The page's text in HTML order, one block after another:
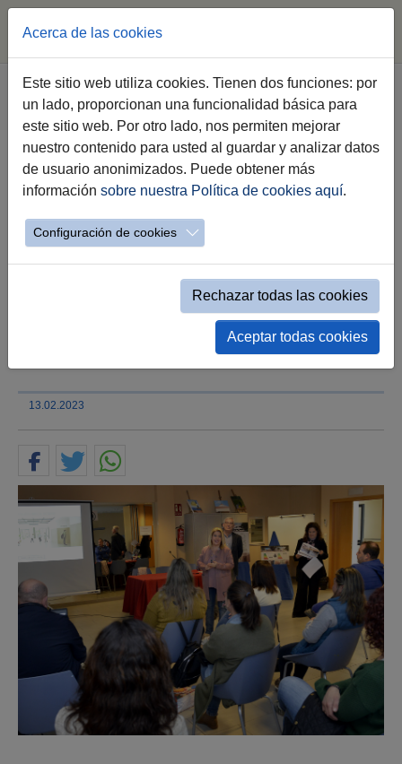
Saltar al contenido principal
Estás aquí:
Jerez.es Webs Municipales
Agenda 2030
Detalle Noticias Agenda 2030
Mamen Sánchez presenta a la
comunidad educativa el proyecto
del CEIP Antonio de Nebrija por
La alcaldesa explica que con estas obras
“vamos a dejar nuevo este colegio que será
referente en cuanto a eficiencia energética,
con un consumo prácticamente nulo”
13.02.2023
Acerca de las cookies
Este sitio web utiliza cookies. Tienen dos funciones: por
un lado, proporcionan una funcionalidad básica para
este sitio web. Por otro lado, nos permiten mejorar
nuestro contenido para usted al guardar y analizar datos
de usuario anonimizados. Puede obtener más
información sobre nuestra Política de cookies aquí.
Configuración de cookies
Rechazar todas las cookies
Aceptar todas cookies